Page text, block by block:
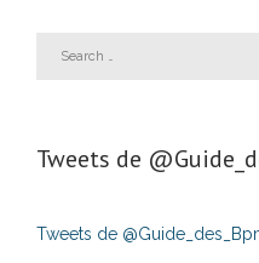
Tweets de
Tweets de